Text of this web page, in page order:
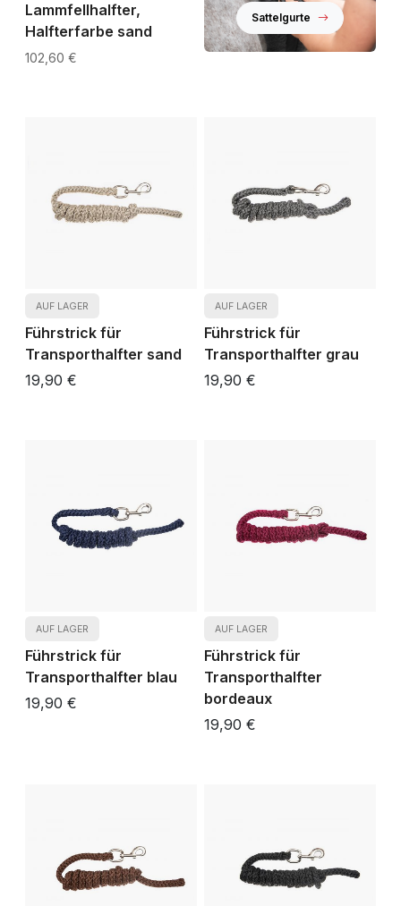
Lammfellhalfter,
Halfterfarbe sand
102,60 €
Sattelgurte
AUF LAGER
Führstrick für
Transporthalfter sand
19,90 €
AUF LAGER
Führstrick für
Transporthalfter grau
19,90 €
AUF LAGER
Führstrick für
Transporthalfter blau
19,90 €
AUF LAGER
Führstrick für
Transporthalfter
bordeaux
19,90 €